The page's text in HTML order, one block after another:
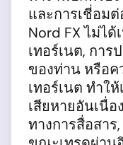
และการเชี่อม
Nord FX ไม่ไ
เทอร์เนต, กา
ของท่าน หรือ
เทอร์เนต ทำใ
เสียหายอันเนื่
ทางการสื่อสา